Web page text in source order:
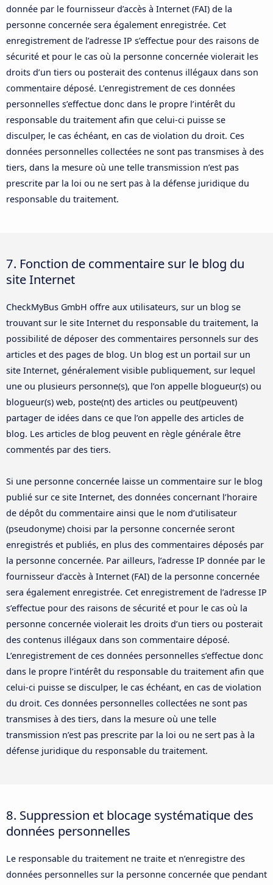
donnée par le fournisseur d’accès à Internet (FAI) de la
personne concernée sera également enregistrée. Cet
enregistrement de l’adresse IP s’effectue pour des raisons de
sécurité et pour le cas où la personne concernée violerait les
droits d’un tiers ou posterait des contenus illégaux dans son
commentaire déposé. L’enregistrement de ces données
personnelles s’effectue donc dans le propre l’intérêt du
responsable du traitement afin que celui-ci puisse se
disculper, le cas échéant, en cas de violation du droit. Ces
données personnelles collectées ne sont pas transmises à des
tiers, dans la mesure où une telle transmission n’est pas
prescrite par la loi ou ne sert pas à la défense juridique du
responsable du traitement.
7. Fonction de commentaire sur le blog du
site Internet
CheckMyBus GmbH offre aux utilisateurs, sur un blog se
trouvant sur le site Internet du responsable du traitement, la
possibilité de déposer des commentaires personnels sur des
articles et des pages de blog. Un blog est un portail sur un
site Internet, généralement visible publiquement, sur lequel
une ou plusieurs personne(s), que l’on appelle blogueur(s) ou
blogueur(s) web, poste(nt) des articles ou peut(peuvent)
partager de idées dans ce que l’on appelle des articles de
blog. Les articles de blog peuvent en règle générale être
commentés par des tiers.
Si une personne concernée laisse un commentaire sur le blog
publié sur ce site Internet, des données concernant l’horaire
de dépôt du commentaire ainsi que le nom d’utilisateur
(pseudonyme) choisi par la personne concernée seront
enregistrés et publiés, en plus des commentaires déposés par
la personne concernée. Par ailleurs, l’adresse IP donnée par le
fournisseur d’accès à Internet (FAI) de la personne concernée
sera également enregistrée. Cet enregistrement de l’adresse IP
s’effectue pour des raisons de sécurité et pour le cas où la
personne concernée violerait les droits d’un tiers ou posterait
des contenus illégaux dans son commentaire déposé.
L’enregistrement de ces données personnelles s’effectue donc
dans le propre l’intérêt du responsable du traitement afin que
celui-ci puisse se disculper, le cas échéant, en cas de violation
du droit. Ces données personnelles collectées ne sont pas
transmises à des tiers, dans la mesure où une telle
transmission n’est pas prescrite par la loi ou ne sert pas à la
défense juridique du responsable du traitement.
8. Suppression et blocage systématique des
données personnelles
Le responsable du traitement ne traite et n’enregistre des
données personnelles sur la personne concernée que pendant